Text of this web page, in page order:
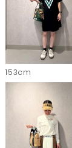
153cm